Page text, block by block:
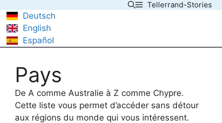
to
content
Tellerrand-Stories
Deutsch
English
Español
Pays
De A comme Australie à Z comme Chypre.
Cette liste vous permet d’accéder sans détour
aux régions du monde qui vous intéressent.